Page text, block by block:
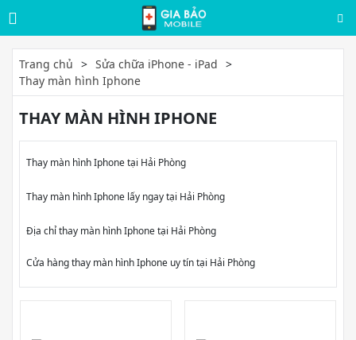
Trang chủ
Sửa chữa iPhone - iPad
Thay màn hình Iphone
THAY MÀN HÌNH IPHONE
Thay màn hình Iphone tại Hải Phòng
Thay màn hình Iphone lấy ngay tại Hải Phòng
Địa chỉ thay màn hình Iphone tại Hải Phòng
Cửa hàng thay màn hình Iphone uy tín tại Hải Phòng